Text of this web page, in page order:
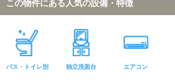
この物件にある人気の設備・特徴
バス・トイレ別 独立洗面台 エアコン